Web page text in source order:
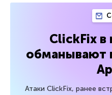
ClickFix в
обманывают
Атаки ClickFix, ранее